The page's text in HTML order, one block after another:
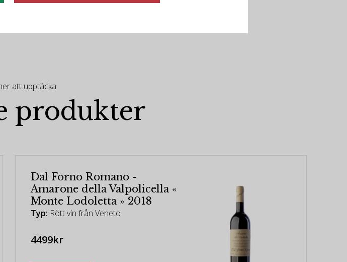
att upptäcka
produkter
Dal Forno Romano -
Amarone della Valpolicella «
Monte Lodoletta » 2018
Typ: Rött vin från Veneto
4499kr